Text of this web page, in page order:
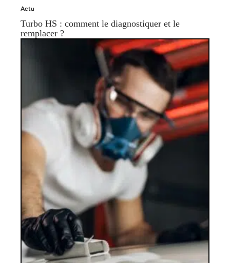
Actu
Turbo HS : comment le diagnostiquer et le
remplacer ?